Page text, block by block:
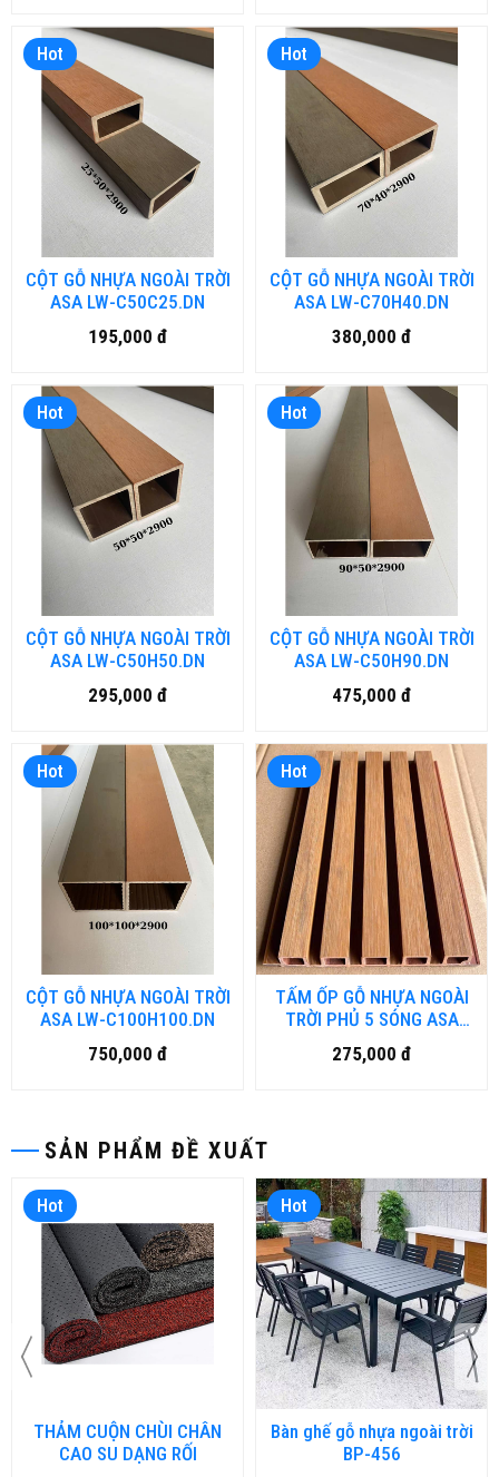
SẢN PHẨM ĐỀ XUẤT
Hot
THẢM CUỘN CHÙI CHÂN
CAO SU DẠNG RỐI
Hot
Bàn ghế gỗ nhựa ngoài trời
BP-456
Hot
CỘT GỖ NHỰA NGOÀI TRỜI
ASA LW-C50C25.DN
195,000 đ
Hot
CỘT GỖ NHỰA NGOÀI TRỜI
ASA LW-C70H40.DN
380,000 đ
Hot
CỘT GỖ NHỰA NGOÀI TRỜI
ASA LW-C50H50.DN
295,000 đ
Hot
CỘT GỖ NHỰA NGOÀI TRỜI
ASA LW-C50H90.DN
475,000 đ
Hot
CỘT GỖ NHỰA NGOÀI TRỜI
ASA LW-C100H100.DN
750,000 đ
Hot
TẤM ỐP GỖ NHỰA NGOÀI
TRỜI PHỦ 5 SÓNG ASA
SW-W175H20.DN
275,000 đ